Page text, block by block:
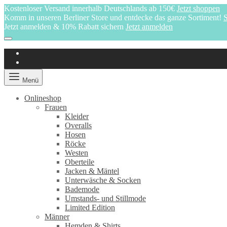
Kostenloser Versand innerhalb Deutschlands ab 150€ Jetzt shoppen
Komm in unseren Berliner Store und entdecke das ganze Sortiment!
Jetzt anmelden & 10% Rabatt sichern Jetzt anmelden
Menü
Onlineshop
Frauen
Kleider
Overalls
Hosen
Röcke
Westen
Oberteile
Jacken & Mäntel
Unterwäsche & Socken
Bademode
Umstands- und Stillmode
Limited Edition
Männer